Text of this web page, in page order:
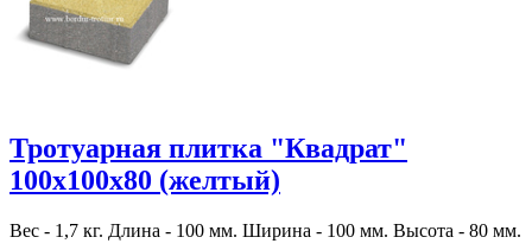
Тротуарная плитка "Квадрат"
100х100х80 (желтый)
Вес - 1,7 кг. Длина - 100 мм. Ширина - 100 мм. Высота - 80 мм.